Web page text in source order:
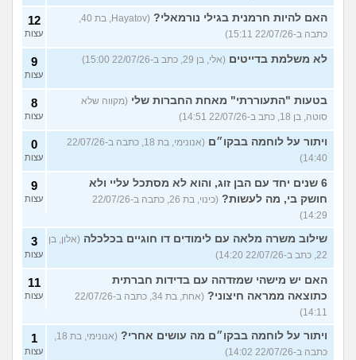
האם להיות חרמנית בגילי נורמאלי?
(Hayatov, בת 40,
כתבה ב-22/07/26 15:11)
12
עצות
לא משלמת בדייטים (אלי, בן 29, כתב ב-22/07/26 15:00) 9
עצות
בטעות "התעוררתי" מאחת החברות שלי (מקווה שלא
סוטה, בן 18, כתב ב-22/07/26 14:51)
8
עצות
ויתור על לוחמה בבקו״ם
(אנונימי, בת 18, כתבה ב-22/07/26
14:40)
0
עצות
6 שנים יחד עם הבן זוג, והוא לא מסתכל עליי ולא
חושק בי, מה לעשות?
(כינוי, בת 26, כתבה ב-22/07/26
14:29)
9
עצות
שילוב משרה מלאה עם לימודים דו חוגיים בכלכלה (אלון, בן
22, כתב ב-22/07/26 14:20)
3
עצות
האם יש מישהי שמזדהה עם בדידות חברתית
כתוצאה ממראה חיצוני?
(אחת, בת 34, כתבה ב-22/07/26
14:11)
11
עצות
ויתור על לוחמה בבקו״ם מה עושים אחרי?
(אנונימי, בת 18,
כתבה ב-22/07/26 14:02)
1
עצות